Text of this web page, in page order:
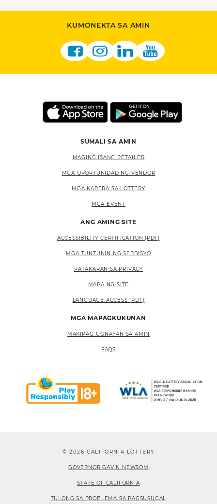
KUMONEKTA SA AMIN
SUMALI SA AMIN
MAGING ISANG RETAILER
MGA OPORTUNIDAD NG VENDOR
MGA KARERA SA LOTTERY
MGA EVENT
ANG AMING SITE
ACCESSIBILITY CERTIFICATION (PDF)
MGA TUNTUNIN NG SERBISYO
PATAKARAN SA PRIVACY
MAPA NG SITE
LANGUAGE ACCESS (PDF)
MGA MAPAGKUKUNAN
MAKIPAG-UGNAYAN SA AMIN
FAQS
© 2026 CALIFORNIA LOTTERY
GOVERNOR GAVIN NEWSOM
STATE OF CALIFORNIA
TULONG SA PROBLEMA SA PAGSUSUGAL